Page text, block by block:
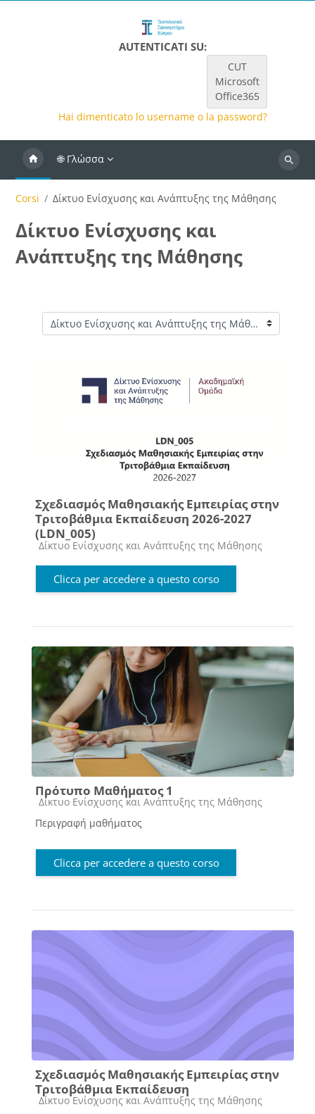
AUTENTICATI SU:
CUT
Microsoft
Office365
Hai dimenticato lo username o la password?
🌐 Γλώσσα
Ricerca
Corsi Δίκτυο Ενίσχυσης και Ανάπτυξης της Μάθησης
Δίκτυο Ενίσχυσης και
Ανάπτυξης της Μάθησης
Categorie di corso
Σχεδιασμός Μαθησιακής Εμπειρίας στην
Τριτοβάθμια Εκπαίδευση 2026-2027
(LDN_005)
Categoria di corsi
Δίκτυο Ενίσχυσης και Ανάπτυξης της Μάθησης
Clicca per accedere a questo corso
Πρότυπο Μαθήματος 1
Categoria di corsi
Δίκτυο Ενίσχυσης και Ανάπτυξης της Μάθησης
Περιγραφή μαθήματος
Clicca per accedere a questo corso
Σχεδιασμός Μαθησιακής Εμπειρίας στην
Τριτοβάθμια Εκπαίδευση
Categoria di corsi
Δίκτυο Ενίσχυσης και Ανάπτυξης της Μάθησης